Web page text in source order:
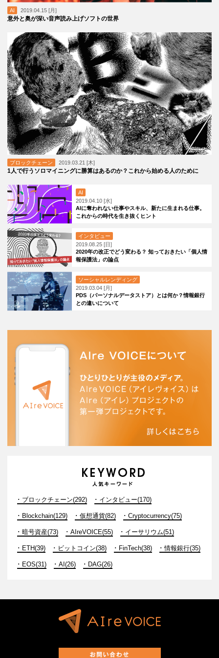
AI 2019.04.15 [月]
意外と奥が深い音声読み上げソフトの世界
ブロックチェーン 2019.03.21 [木]
1人で行うソロマイニングに勝算はあるのか？これから始める人のために
AI
2019.04.10 [水]
AIに奪われない仕事やスキル、新たに生まれる仕事。
これからの時代を生き抜くヒント
インタビュー
2019.08.25 [日]
2020年の改正でどう変わる？ 知っておきたい「個人情
報保護法」の論点
ソーシャルレンディング
2019.03.04 [月]
PDS（パーソナルデータストア）とは何か？情報銀行
との違いについて
ブロックチェーン(292) インタビュー(170)
Blockchain(129) 仮想通貨(82) Cryptocurrency(75)
暗号資産(73) AIreVOICE(55) イーサリウム(51)
ETH(39) ビットコイン(38) FinTech(38) 情報銀行(35)
EOS(31) AI(26) DAG(26)